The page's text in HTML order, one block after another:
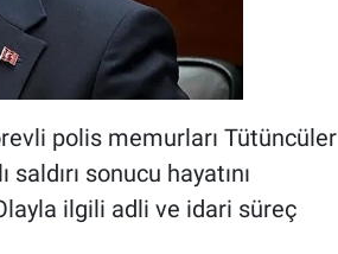
polis memurları Tütüncüler
sonucu hayatını
ilgili adli ve idari süreç